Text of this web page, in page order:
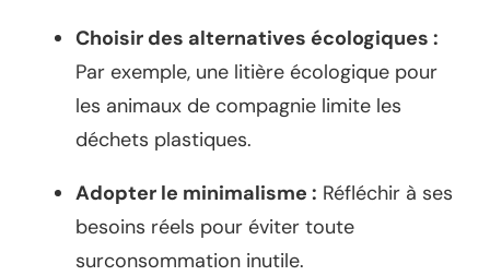
Choisir des alternatives écologiques :
Par exemple, une litière écologique pour
les animaux de compagnie limite les
déchets plastiques.
Adopter le minimalisme : Réfléchir à ses
besoins réels pour éviter toute
surconsommation inutile.